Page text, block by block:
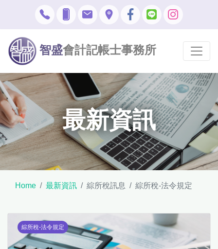
智盛會計記帳士事務所
最新資訊
Home 最新資訊 綜所稅訊息 綜所稅-法令規定
綜所稅-法令規定